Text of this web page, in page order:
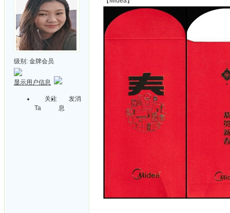
级别: 金牌会员
显示用户信息
关注
Ta
发消
息